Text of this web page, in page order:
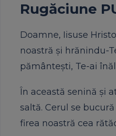
Rugăciune
Doamne, Iisuse
noastră și hrănindu-
pământești, Te-ai
În această senină și
saltă. Cerul se
firea noastră cea